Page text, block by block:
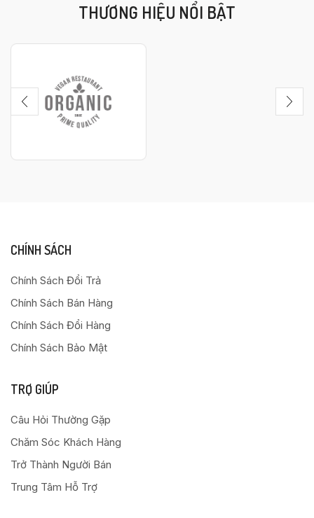
THƯƠNG HIỆU NỔI BẬT
CHÍNH SÁCH
Chính Sách Đổi Trả
Chính Sách Bán Hàng
Chính Sách Đổi Hàng
Chính Sách Bảo Mật
TRỢ GIÚP
Câu Hỏi Thường Gặp
Chăm Sóc Khách Hàng
Trở Thành Người Bán
Trung Tâm Hỗ Trợ